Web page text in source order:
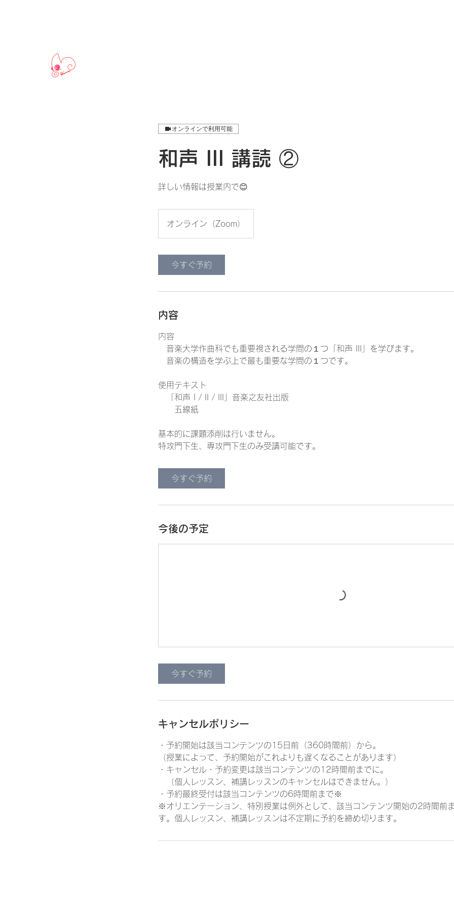
オンラインで利用可能
和声 III 講読 ②
詳しい情報は授業内で😊
オンライン（Zoom）
今すぐ予約
内容
内容
音楽大学作曲科でも重要視される学問の１つ「和声 III」を学びます。
音楽の構造を学ぶ上で最も重要な学問の１つです。
使用テキスト
「和声 I / II / III」音楽之友社出版
五線紙
基本的に課題添削は行いません。
特攻門下生、専攻門下生のみ受講可能です。
今すぐ予約
今後の予定
今すぐ予約
キャンセルポリシー
・予約開始は該当コンテンツの15日前（360時間前）から。
（授業によって、予約開始がこれよりも遅くなることがあります）
・キャンセル・予約変更は該当コンテンツの12時間前までに。
（個人レッスン、補講レッスンのキャンセルはできません。）
・予約最終受付は該当コンテンツの6時間前まで※
※オリエンテーション、特別授業は例外として、該当コンテンツ開始の2時間前
す。個人レッスン、補講レッスンは不定期に予約を締め切ります。